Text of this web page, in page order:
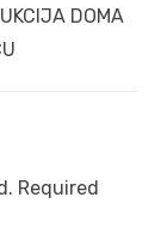
DOMA
Required